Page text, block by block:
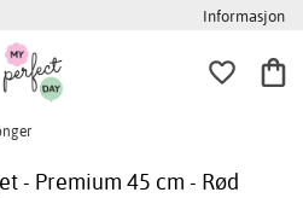
Informasjon
- Premium 45 cm - Rød